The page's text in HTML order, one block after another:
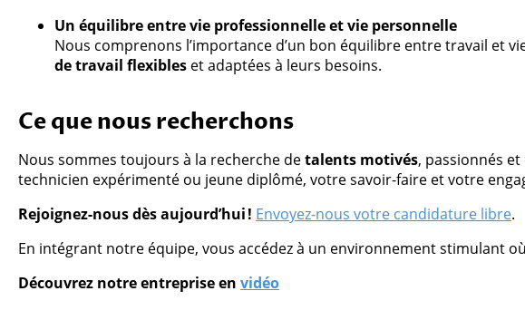
Un équilibre entre vie professionnelle et vie personnelle
Nous comprenons l’importance d’un bon équilibre entre travail et
de travail flexibles et adaptées à leurs besoins.
Ce que nous recherchons
Nous sommes toujours à la recherche detalents motivés, passionnés
technicien expérimenté ou jeune diplômé, votre savoir-faire et votre
Rejoignez-nous dès aujourd’hui ! Envoyez-nous votre candidature libre.
En intégrant notre équipe, vous accédez à un environnement stimulant
Découvrez notre entreprise en vidéo